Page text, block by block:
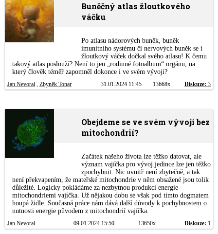
Buněčný atlas žloutkového
váčku
Po atlasu nádorových buněk, buněk
imunitního systému či nervových buněk se i
žloutkový váček dočkal svého atlasu! K čemu
takový atlas poslouží? Není to jen „rodinné fotoalbum“ orgánu, na
který člověk téměř zapomněl dokonce i ve svém vývoji?
Jan Nevoral , Zbyněk Tonar 31.01.2024 11:45 13668x Diskuze: 3
Obejdeme se ve svém vývoji bez
mitochondrií?
Začátek našeho života lze těžko datovat, ale
význam vajíčka pro vývoj jedince lze jen těžko
zpochybnit. Nic uvnitř není zbytečně, a tak
není překvapením, že mateřské mitochondrie v něm obsažené jsou tolik
důležité. Logicky pokládáme za nezbytnou produkci energie
mitochondriemi vajíčka. Už nějakou dobu se však pod tímto dogmatem
houpá židle. Současná práce nám dává další důvody k pochybnostem o
nutnosti energie původem z mitochondrií vajíčka.
Jan Nevoral 09.01.2024 15:50 13650x Diskuze: 1